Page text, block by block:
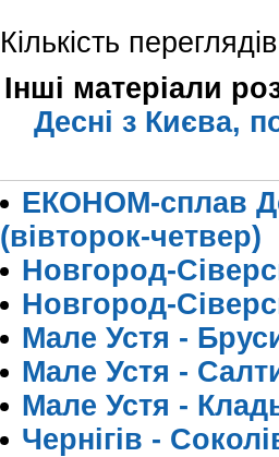
Кількість
Інші матеріали
Десні з Києва,
ЕКОНОМ-сплав
(вівторок-четвер)
Новгород-
Новгород-
Мале Устя -
Мале Устя -
Мале Устя -
Чернігів -